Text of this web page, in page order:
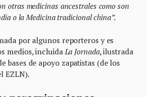
otras medicinas ancestrales como son
o la Medicina tradicional china”.
por algunos reporteros y es
medios, incluida La Jornada, ilustrada
bases de apoyo zapatistas (de los
EZLN).